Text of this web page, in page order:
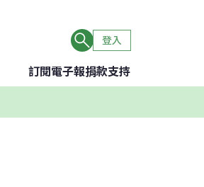
登入
訂閱電子報捐款支持